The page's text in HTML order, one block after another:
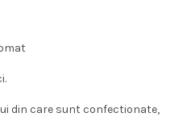
din care sunt confectionate,